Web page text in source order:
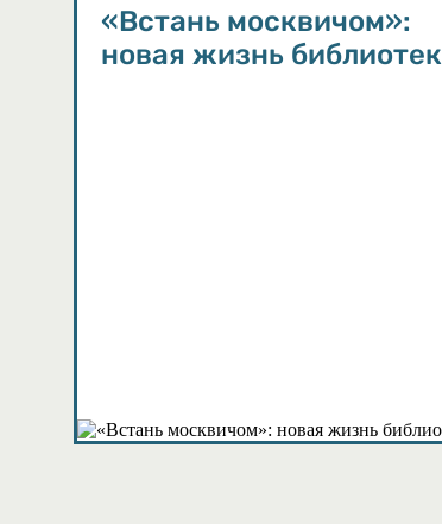
«Встань москвичом»:
новая жизнь библиотек